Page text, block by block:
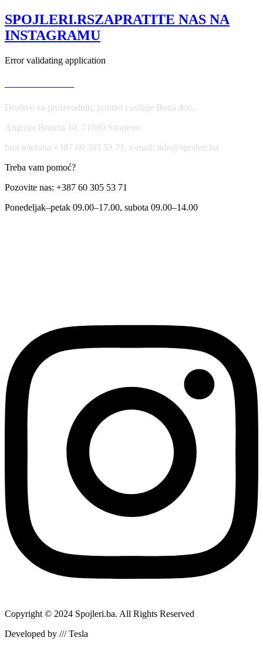
SPOJLERI.RSZAPRATITE NAS NA
INSTAGRAMU
Error validating application
Društvo za proizvodnju, promet i usluge Botta doo,
Augusta Brauna 10, 71000 Sarajevo
broj telefona +387 60 305 53 71, e-mail: info@spojleri.ba
Treba vam pomoć?
Pozovite nas: +387 60 305 53 71
Ponedeljak–petak 09.00–17.00, subota 09.00–14.00
Copyright © 2024 Spojleri.ba. All Rights Reserved
Developed by /// Tesla